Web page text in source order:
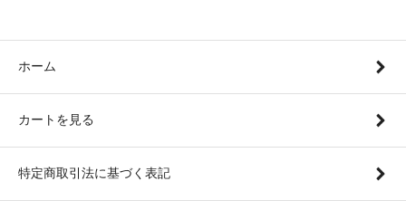
ホーム
カートを見る
特定商取引法に基づく表記